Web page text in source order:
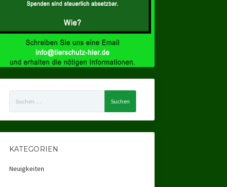
nach:
KATEGORIEN
Neuigkeiten